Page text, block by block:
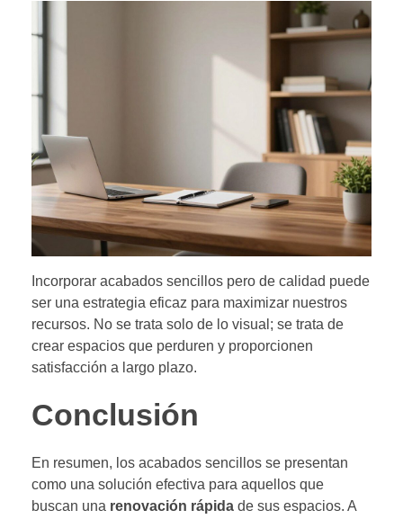
Incorporar acabados sencillos pero de calidad puede
ser una estrategia eficaz para maximizar nuestros
recursos. No se trata solo de lo visual; se trata de
crear espacios que perduren y proporcionen
satisfacción a largo plazo.
Conclusión
En resumen, los acabados sencillos se presentan
como una solución efectiva para aquellos que
buscan una renovación rápida de sus espacios. A